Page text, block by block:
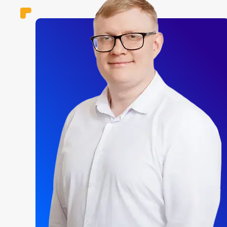
формат не менее 330х330х80мм, одностороннее
мелование. Красочность 4+0; Раздаточный
(резинка): формат не менее 75х190мм, картон
не менее 170гр./м.кв. Односторонняя ламинация.
Красочность 4+1. Комплект должен содержать
материалы: 1. Резинка. Умножение и деление. - 12 шт.
Резинка. Сложение и вычитание. - 12 шт. В комплект
должна входить брошюра с методическими
рекомендациями для учителя.
Состав: 2 вида по 12 шт.
ДРП Математика (Эластичные элементы) –
Единицы измерения. Доли и дроби
Комплект пособия предназначен для осуществления
обратной связи учителя и учеников при фронтальной
групповой работе в классе, а также на